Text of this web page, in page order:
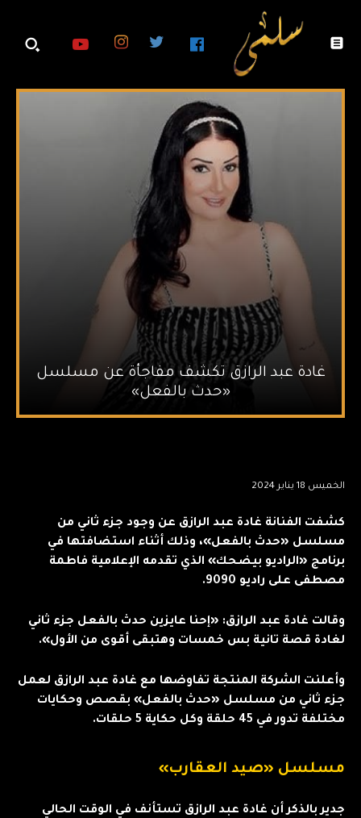
غادة عبد الرازق تكشف مفاجأة عن مسلسل
«حدث بالفعل»
الخميس 18 يناير 2024
كشفت الفنانة غادة عبد الرازق عن وجود جزء ثاني من
مسلسل «حدث بالفعل»، وذلك أثناء استضافتها في
برنامج «الراديو بيضحك» الذي تقدمه الإعلامية فاطمة
مصطفى على راديو 9090.
وقالت غادة عبد الرازق: «إحنا عايزين حدث بالفعل جزء ثاني
لغادة قصة تانية بس خمسات وهتبقى أقوى من الأول».
وأعلنت الشركة المنتجة تفاوضها مع غادة عبد الرازق لعمل
جزء ثاني من مسلسل «حدث بالفعل» بقصص وحكايات
مختلفة تدور في 45 حلقة وكل حكاية 5 حلقات.
مسلسل «صيد العقارب»
جدير بالذكر أن غادة عبد الرازق تستأنف في الوقت الحالي